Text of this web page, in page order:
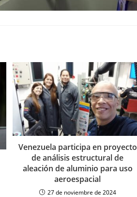
Venezuela participa en proyecto
de análisis estructural de
aleación de aluminio para uso
aeroespacial
27 de noviembre de 2024